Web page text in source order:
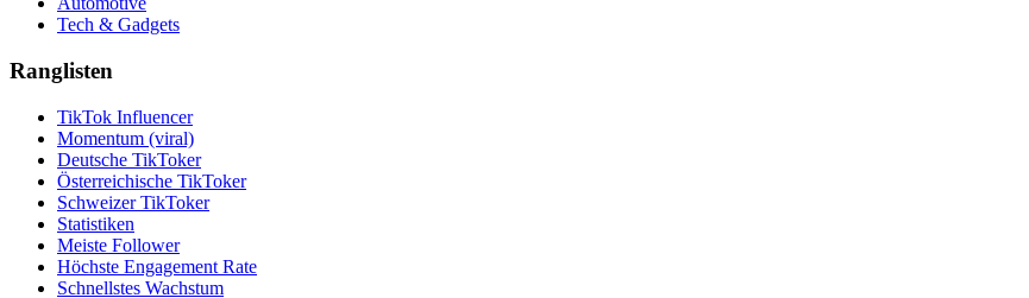
Tech & Gadgets
Ranglisten
TikTok Influencer
Momentum (viral)
Deutsche TikToker
Österreichische TikToker
Schweizer TikToker
Statistiken
Meiste Follower
Höchste Engagement Rate
Schnellstes Wachstum